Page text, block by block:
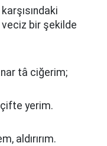
veciz bir şekilde
tâ ciğerim;
çifte yerim.
aldırırım.